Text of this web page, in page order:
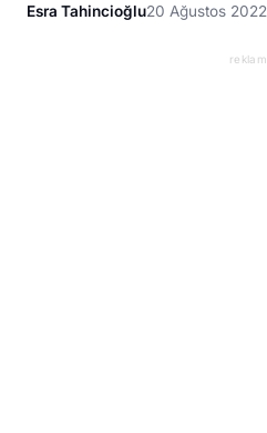
Esra Tahincioğlu20 Ağustos 2022
reklam